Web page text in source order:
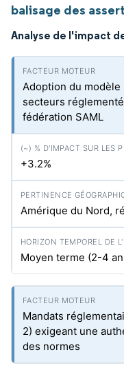
balisage des
Analyse de l'impact
Adoption du
secteurs
fédération SAML
+3.2%
Amérique du Nord,
Moyen terme (2-4
Mandats
2) exigeant une
des normes